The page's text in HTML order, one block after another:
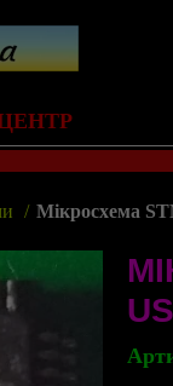
Мікросхема